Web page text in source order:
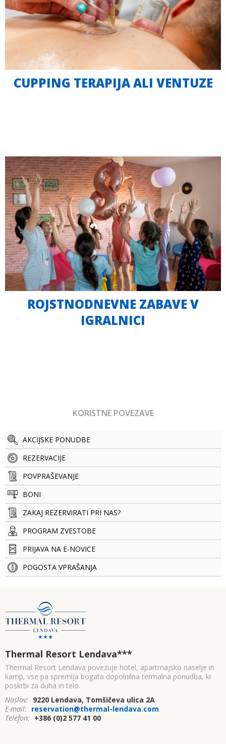
CUPPING TERAPIJA ALI VENTUZE
ROJSTNODNEVNE ZABAVE V
IGRALNICI
KORISTNE POVEZAVE
AKCIJSKE PONUDBE
REZERVACIJE
POVPRAŠEVANJE
BONI
ZAKAJ REZERVIRATI PRI NAS?
PROGRAM ZVESTOBE
PRIJAVA NA E-NOVICE
POGOSTA VPRAŠANJA
Thermal Resort Lendava***
Thermal Resort Lendava povezuje hotel, apartmajsko naselje in
kamp, vse pa spremlja bogata dopolnilna termalna ponudba, ki
poskrbi za duha in telo.
Naslov: 9220 Lendava, Tomšičeva ulica 2A
E-mail: reservation@thermal-lendava.com
Telefon: +386 (0)2 577 41 00